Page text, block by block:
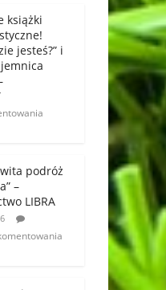
książki
jesteś?” i
podróż
–
LIBRA